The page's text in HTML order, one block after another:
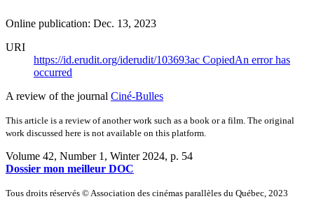
Online publication: Dec. 13, 2023
URI
https://id.erudit.org/iderudit/103693ac CopiedAn error has
occurred
A review of the journal Ciné-Bulles
This article is a review of another work such as a book or a film. The original
work discussed here is not available on this platform.
Volume 42, Number 1, Winter 2024, p. 54
Dossier mon meilleur DOC
Tous droits réservés © Association des cinémas parallèles du Québec, 2023